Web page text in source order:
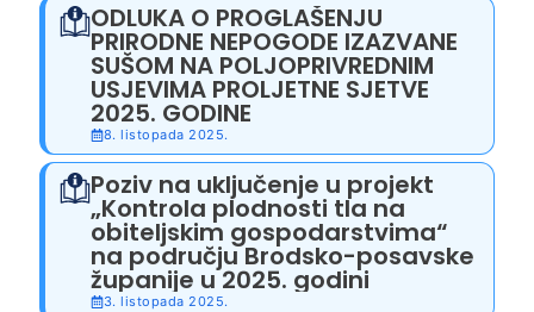
ODLUKA O PROGLAŠENJU
PRIRODNE NEPOGODE IZAZVANE
SUŠOM NA POLJOPRIVREDNIM
USJEVIMA PROLJETNE SJETVE
2025. GODINE
8. listopada 2025.
Poziv na uključenje u projekt
„Kontrola plodnosti tla na
obiteljskim gospodarstvima“
na području Brodsko-posavske
županije u 2025. godini
3. listopada 2025.